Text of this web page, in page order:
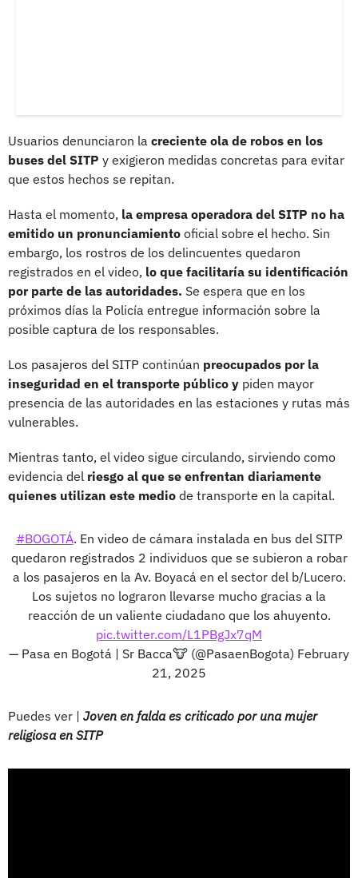
Usuarios denunciaron la creciente ola de robos en los
buses del SITP y exigieron medidas concretas para evitar
que estos hechos se repitan.
Hasta el momento, la empresa operadora del SITP no ha
emitido un pronunciamiento oficial sobre el hecho. Sin
embargo, los rostros de los delincuentes quedaron
registrados en el video, lo que facilitaría su identificación
por parte de las autoridades. Se espera que en los
próximos días la Policía entregue información sobre la
posible captura de los responsables.
Los pasajeros del SITP continúan preocupados por la
inseguridad en el transporte público y piden mayor
presencia de las autoridades en las estaciones y rutas más
vulnerables.
Mientras tanto, el video sigue circulando, sirviendo como
evidencia del riesgo al que se enfrentan diariamente
quienes utilizan este medio de transporte en la capital.
#BOGOTÁ. En video de cámara instalada en bus del SITP
quedaron registrados 2 individuos que se subieron a robar
a los pasajeros en la Av. Boyacá en el sector del b/Lucero.
Los sujetos no lograron llevarse mucho gracias a la
reacción de un valiente ciudadano que los ahuyento.
pic.twitter.com/L1PBgJx7qM
— Pasa en Bogotá | Sr Bacca🐮 (@PasaenBogota) February
21, 2025
Puedes ver | Joven en falda es criticado por una mujer
religiosa en SITP